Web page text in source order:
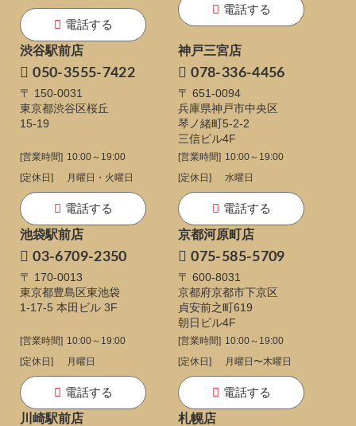
電話する
電話する
渋谷駅前店
050-3555-7422
〒 150-0031
東京都渋谷区桜丘
15-19
[営業時間] 10:00～19:00
[定休日]
月曜日・火曜日
電話する
神戸三宮店
078-336-4456
〒 651-0094
兵庫県神戸市中央区
琴ノ緒町5-2-2
三信ビル4F
[営業時間] 10:00～19:00
[定休日]
水曜日
電話する
池袋駅前店
03-6709-2350
〒 170-0013
東京都豊島区東池袋
1-17-5 本田ビル 3F
[営業時間] 10:00～19:00
[定休日]
月曜日
電話する
京都河原町店
075-585-5709
〒 600-8031
京都府京都市下京区
貞安前之町619
朝日ビル4F
[営業時間] 10:00～19:00
[定休日]
月曜日〜木曜日
電話する
川崎駅前店
札幌店